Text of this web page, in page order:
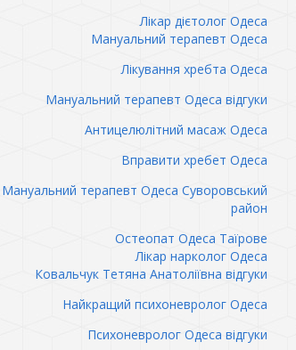
Лікар дієтолог Одеса
Мануальний терапевт Одеса
Лікування хребта Одеса
Мануальний терапевт Одеса відгуки
Антицелюлітний масаж Одеса
Вправити хребет Одеса
Мануальний терапевт Одеса Суворовський
район
Остеопат Одеса Таїрове
Лікар нарколог Одеса
Ковальчук Тетяна Анатоліївна відгуки
Найкращий психоневролог Одеса
Психоневролог Одеса відгуки